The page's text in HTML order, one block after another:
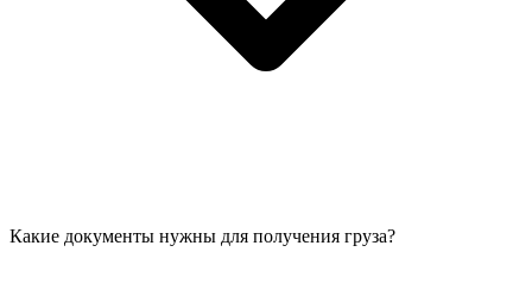
Какие документы нужны для получения груза?